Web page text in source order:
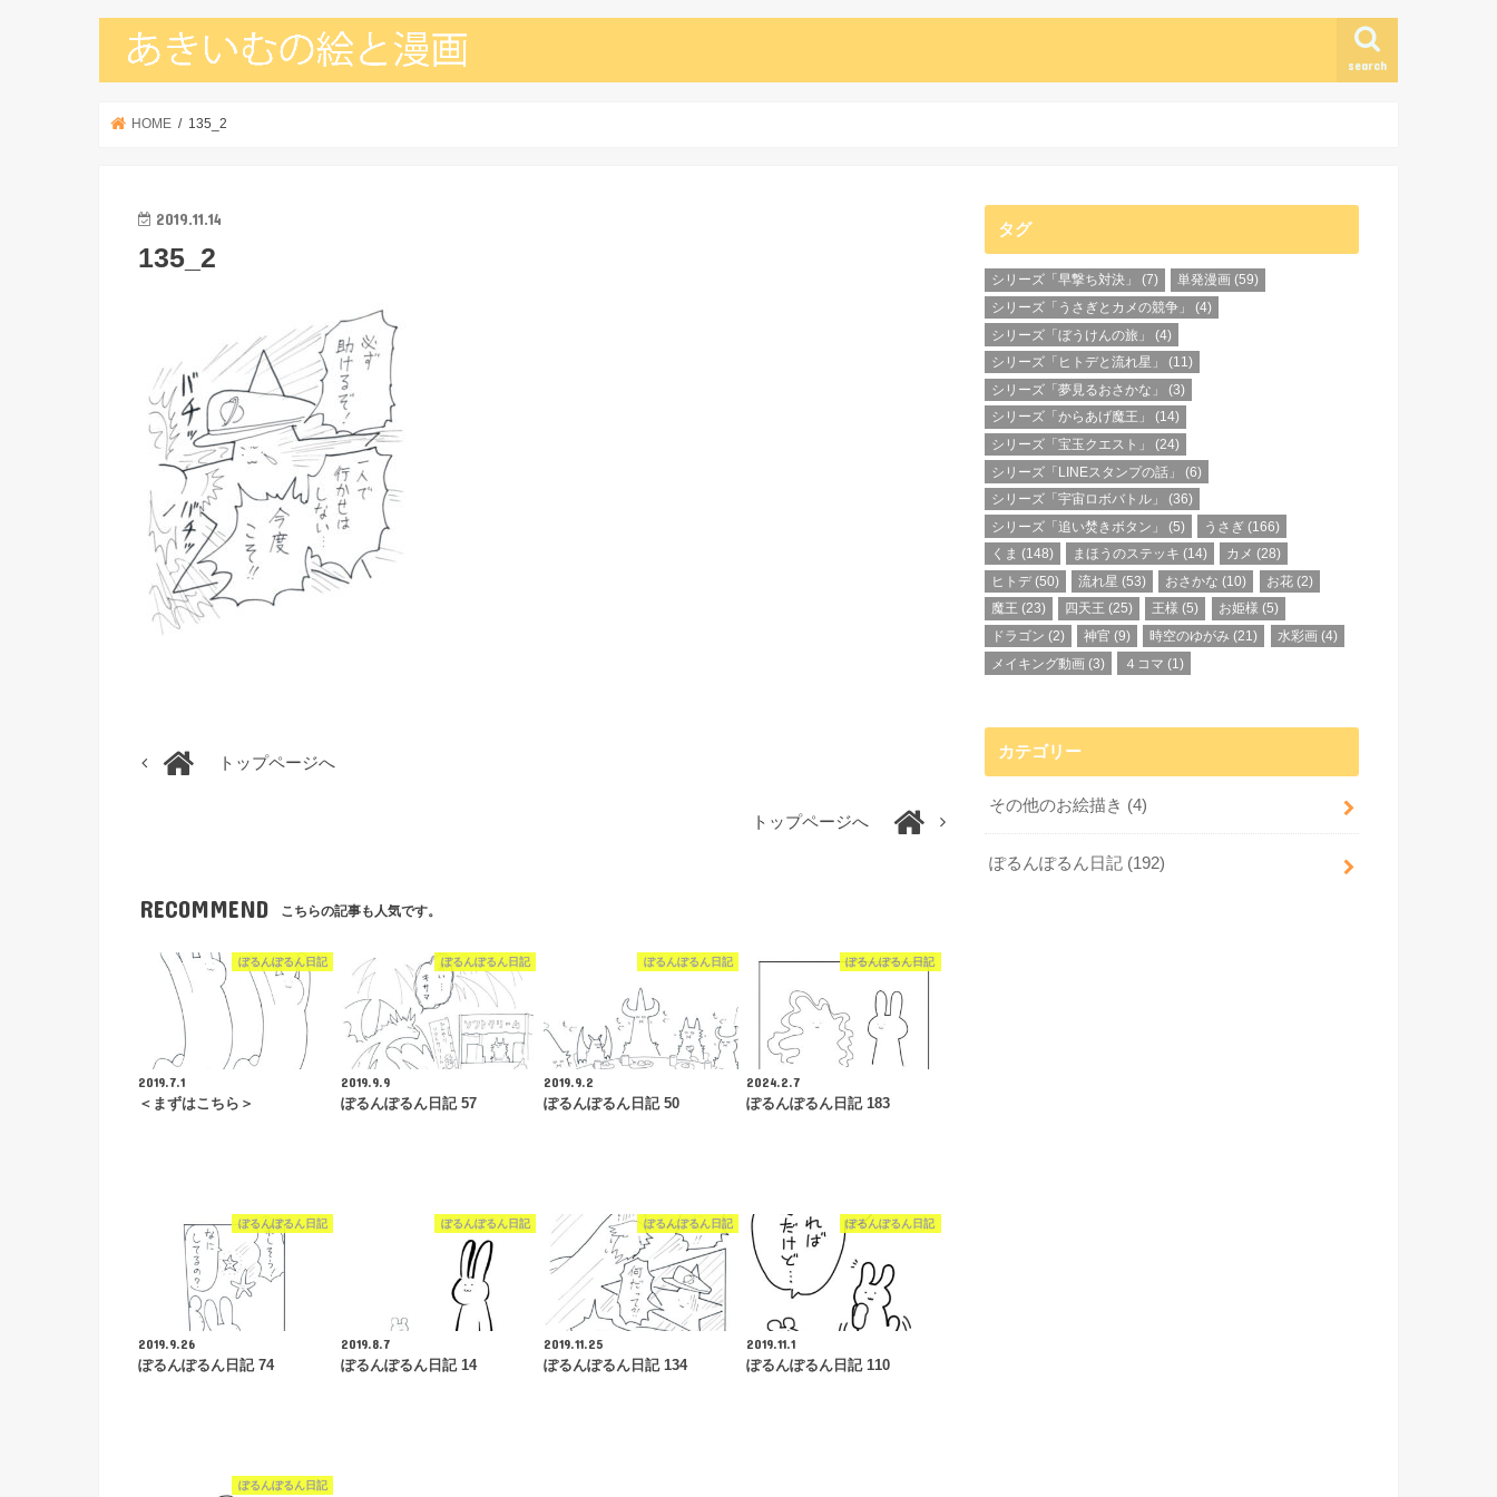
search
HOME 135_2
2019.11.14
135_2
トップページへ
トップページへ
RECOMMEND こちらの記事も人気です。
ぽるんぽるん日記
2019.7.1
＜まずはこちら＞
ぽるんぽるん日記
2019.9.9
ぽるんぽるん日記 57
ぽるんぽるん日記
2019.9.2
ぽるんぽるん日記 50
ぽるんぽるん日記
2024.2.7
ぽるんぽるん日記 183
ぽるんぽるん日記
2019.9.26
ぽるんぽるん日記 74
ぽるんぽるん日記
2019.8.7
ぽるんぽるん日記 14
ぽるんぽるん日記
2019.11.25
ぽるんぽるん日記 134
ぽるんぽるん日記
2019.11.1
ぽるんぽるん日記 110
ぽるんぽるん日記
タグ
シリーズ「早撃ち対決」 (7) 単発漫画 (59)
シリーズ「うさぎとカメの競争」
(4)
シリーズ「ぼうけんの旅」
(4)
シリーズ「ヒトデと流れ星」
(11)
シリーズ「夢見るおさかな」
(3)
シリーズ「からあげ魔王」
(14)
シリーズ「宝玉クエスト」
(24)
シリーズ「LINEスタンプの話」
(6)
シリーズ「宇宙ロボバトル」
(36)
シリーズ「追い焚きボタン」
(5) うさぎ (166)
くま (148) まほうのステッキ (14) カメ (28)
ヒトデ (50) 流れ星 (53) おさかな (10) お花(2)
魔王 (23) 四天王 (25) 王様 (5) お姫様 (5)
ドラゴン (2) 神官 (9) 時空のゆがみ (21) 水彩画(4)
メイキング動画 (3) ４コマ (1)
カテゴリー
その他のお絵描き (4)
ぽるんぽるん日記 (192)